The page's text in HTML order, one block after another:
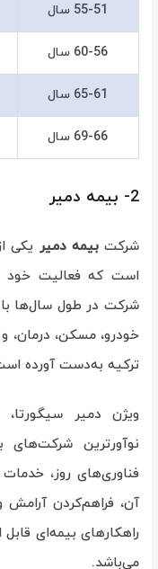
55-51 سال
60-56 سال
65-61 سال
69-66 سال
2- بیمه دمیر
شرکتبیمه دمیر یکی
شرکت در طول سال‌ها با
خودرو، مسکن، درمان،
ترکیه به‌دست آورده
ویژن دمیر
نوآورترین
فناوری‌های روز،
آن، فراهم‌کردن آرامش
راهکارهای بیمه‌ای
می‌باشد.